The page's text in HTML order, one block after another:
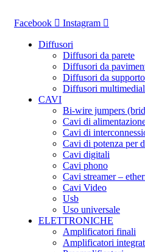
Facebook Instagram
Diffusori
Diffusori da parete
Diffusori da
Diffusori da supporto
Diffusori
CAVI
Bi-wire jumpers
Cavi di
Cavi di
Cavi di potenza per
Cavi digitali
Cavi phono
Cavi streamer –
Cavi Video
Usb
Uso universale
ELETTRONICHE
Amplificatori finali
Amplificatori